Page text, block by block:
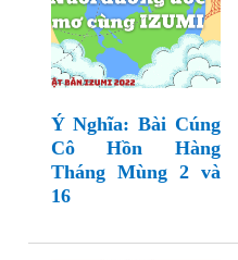
Ý Nghĩa: Bài Cúng
Cô Hồn Hàng
Tháng Mùng 2 và
16